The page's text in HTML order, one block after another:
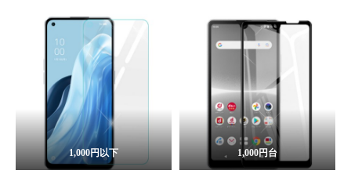
1,000円以下 1,000円台